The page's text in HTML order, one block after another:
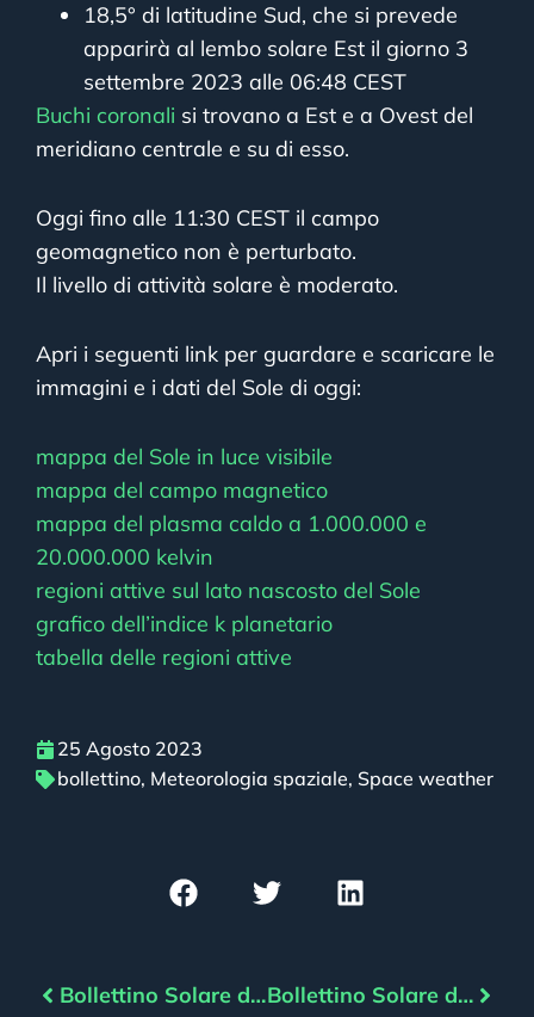
18,5° di latitudine Sud, che si prevede
apparirà al lembo solare Est il giorno 3
settembre 2023 alle 06:48 CEST
Buchi coronali si trovano a Est e a Ovest del
meridiano centrale e su di esso.
Oggi fino alle 11:30 CEST il campo
geomagnetico non è perturbato.
Il livello di attività solare è moderato.
Apri i seguenti link per guardare e scaricare le
immagini e i dati del Sole di oggi:
mappa del Sole in luce visibile
mappa del campo magnetico
mappa del plasma caldo a 1.000.000 e
20.000.000 kelvin
regioni attive sul lato nascosto del Sole
grafico dell’indice k planetario
tabella delle regioni attive
25 Agosto 2023
bollettino, Meteorologia spaziale, Space weather
Bollettino Solare del 24/08/2023 Bollettino Solare del 26/08/2023